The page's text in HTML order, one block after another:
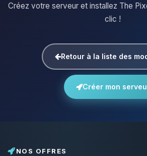
Créez votre serveur et installez The
clic !
Retour à la liste des
Créer mon
NOS OFFRES